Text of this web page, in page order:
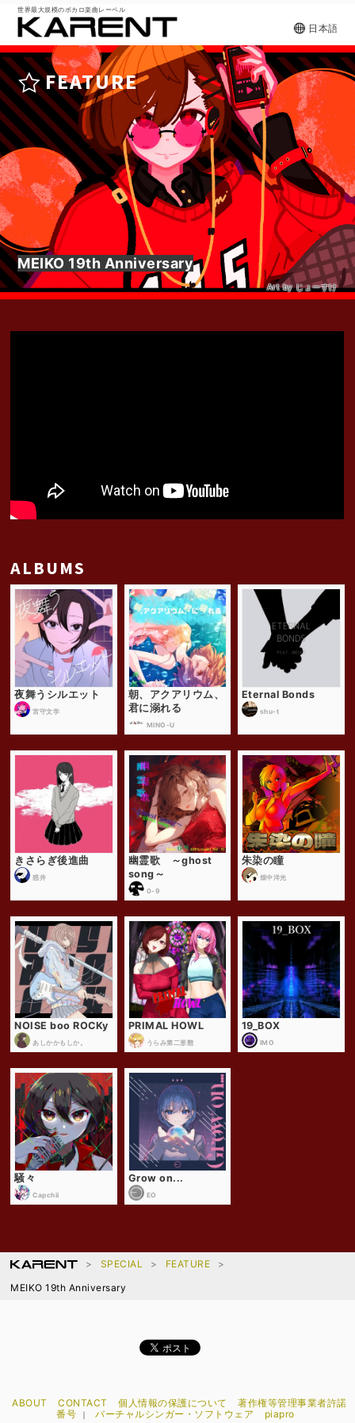
世界最大規模のボカロ楽曲レーベル
日本語
FEATURE
MEIKO 19th Anniversary
Art by じょーすけ
ALBUMS
夜舞うシルエット
宮守文学
朝、アクアリウム、
君に溺れる
MINO-U
Eternal Bonds
shu-t
きさらぎ後進曲
惑井
幽霊歌 ～ghost
song～
0-9
朱染の瞳
畑中洋光
NOISE boo ROCKy
あしかかもしか。
PRIMAL HOWL
うらみ第二形態
19_BOX
IMO
騒々
Capchii
Grow on...
EO
SPECIAL
FEATURE
MEIKO 19th Anniversary
ABOUT CONTACT 個人情報の保護について
著作権等管理事業者許諾
番号
｜ バーチャルシンガー・ソフトウェア piapro